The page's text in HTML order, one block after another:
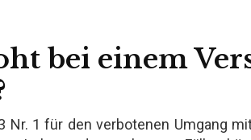
bei einem
1 für den verbotenen Umgang